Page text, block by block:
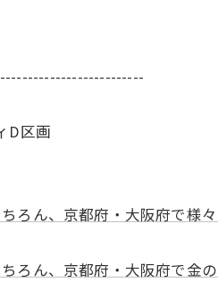
D区画
ろん、京都府・大阪府で様
ろん、京都府・大阪府で金